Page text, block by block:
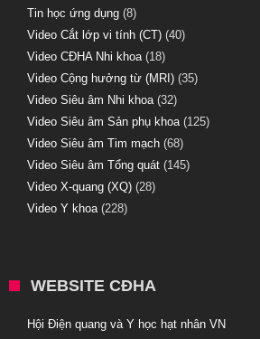
Tin học ứng dụng (8)
Video Cắt lớp vi tính (CT) (40)
Video CĐHA Nhi khoa(18)
Video Cộng hưởng từ (MRI) (35)
Video Siêu âm Nhi khoa(32)
Video Siêu âm Sản phụ khoa(125)
Video Siêu âm Tim mạch (68)
Video Siêu âm Tổng quát (145)
Video X-quang (XQ) (28)
Video Y khoa(228)
WEBSITE CĐHA
Hội Điện quang và Y học hạt nhân VN